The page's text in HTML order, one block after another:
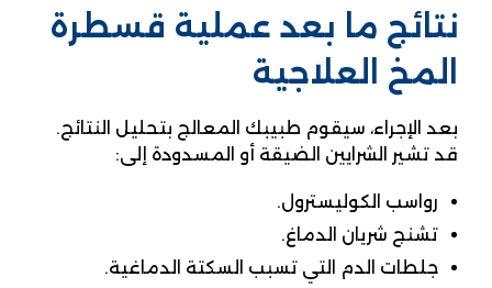
نتائج ما بعد عملية قسطرة
المخ العلاجية
بعد الإجراء، سيقوم طبيبك المعالج بتحليل النتائج.
قد تشير الشرايين الضيقة أو المسدودة إلى:
رواسب الكوليسترول.
تشنج شريان الدماغ.
جلطات الدم التي تسبب السكتة الدماغية.